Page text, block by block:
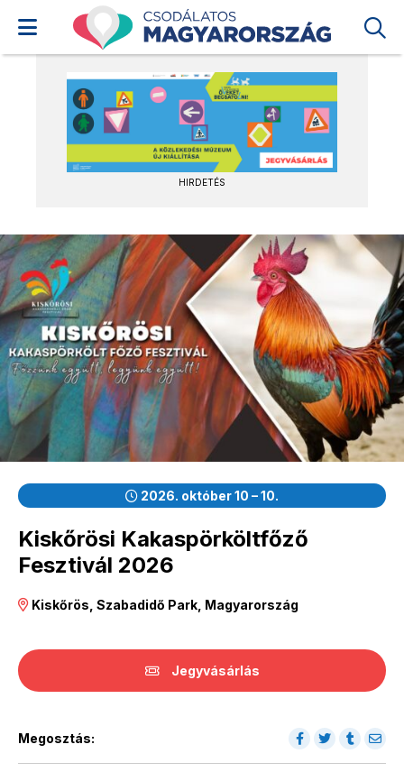
HIRDETÉS
2026. október 10 – 10.
Kiskőrösi Kakaspörköltfőző
Fesztivál 2026
Kiskőrös, Szabadidő Park, Magyarország
Jegyvásárlás
Megosztás: